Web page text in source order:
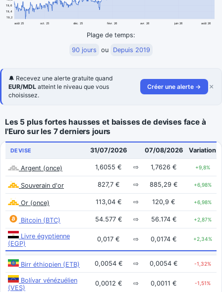
19,2
19,4
19,6
août 25 oct. 25 déc. 25 févr. 26 avr. 26 juin 26 août 26
Plage de temps:
90 jours
ou Depuis 2019
🔔 Recevez une alerte gratuite quand
EUR/MDL atteint le niveau que vous
choisissez.
Créer une alerte → ×
Les 5 plus fortes hausses et baisses de devises face à
l'Euro sur les 7 derniers jours
DEVISE 31/07/2026 07/08/2026 Variation
Argent (once) 1,6055 € ⇨ 1,7626 € +9,8%
Souverain d'or 827,7 € ⇨ 885,29 € +6,98%
Or (once) 113,04 € ⇨ 120,9 € +6,98%
Bitcoin (BTC) 54.577 € ⇨ 56.174 € +2,87%
Livre égyptienne
(EGP)
0,017 € ⇨ 0,0174 € +2,34%
Birr éthiopien (ETB) 0,0054 € ⇨ 0,0054 € -1,32%
Bolívar vénézuélien
(VES)
0,0012 € ⇨ 0,0011 € -1,51%